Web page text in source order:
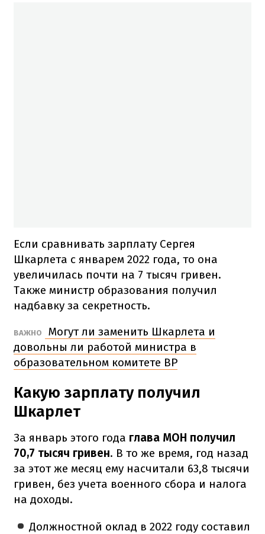
Если сравнивать зарплату Сергея
Шкарлета с январем 2022 года, то она
увеличилась почти на 7 тысяч гривен.
Также министр образования получил
надбавку за секретность.
ВАЖНО
Могут ли заменить Шкарлета и
довольны ли работой министра в
образовательном комитете ВР
Какую зарплату получил
Шкарлет
За январь этого года глава МОН получил
70,7 тысяч гривен. В то же время, год назад
за этот же месяц ему насчитали 63,8 тысячи
гривен, без учета военного сбора и налога
на доходы.
Должностной оклад в 2022 году составил